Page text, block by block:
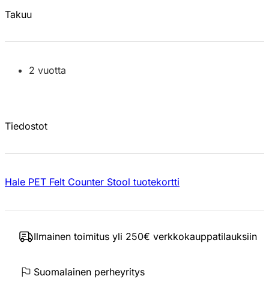
Takuu
2 vuotta
Tiedostot
Hale PET Felt Counter Stool tuotekortti
Ilmainen toimitus yli 250€ verkkokauppatilauksiin
Suomalainen perheyritys